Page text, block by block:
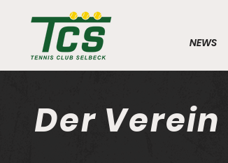
NEWS
Der Verein